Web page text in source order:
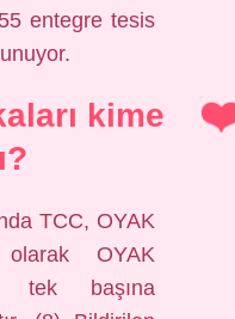
entegre tesis
kime
TCC, OYAK
OYAK
tek başına